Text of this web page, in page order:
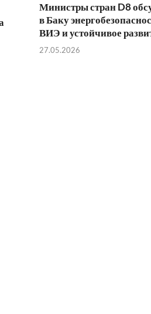
Министры стран D8
в Баку
ВИЭ и устойчивое
27.05.2026